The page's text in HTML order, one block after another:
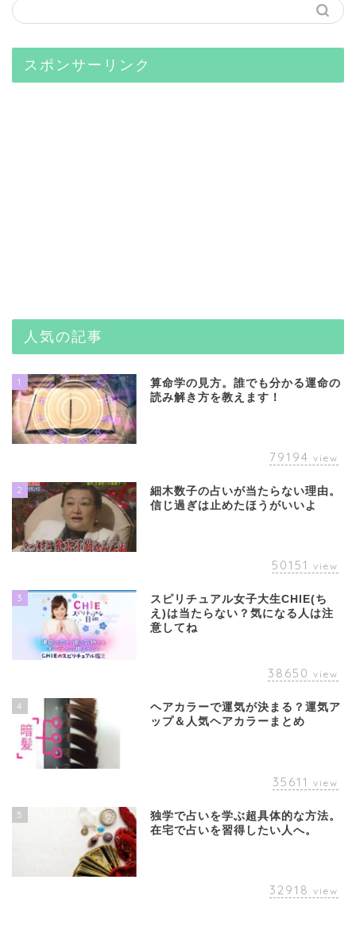
スポンサーリンク
人気の記事
1
算命学の見方。誰でも分かる運命の
読み解き方を教えます！
79194 view
2
細木数子の占いが当たらない理由。
信じ過ぎは止めたほうがいいよ
50151 view
3
スピリチュアル女子大生CHIE(ち
え)は当たらない？気になる人は注
意してね
38650 view
4
ヘアカラーで運気が決まる？運気ア
ップ＆人気ヘアカラーまとめ
35611 view
5
独学で占いを学ぶ超具体的な方法。
在宅で占いを習得したい人へ。
32918 view